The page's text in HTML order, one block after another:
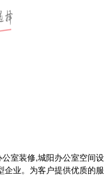
室装修,城阳办公室空间设
企业。为客户提供优质的服